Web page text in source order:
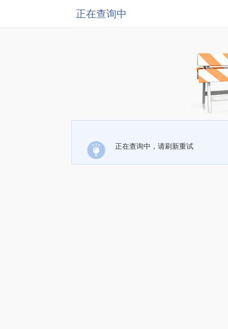
正在查询中
正在查询中，请刷新重试